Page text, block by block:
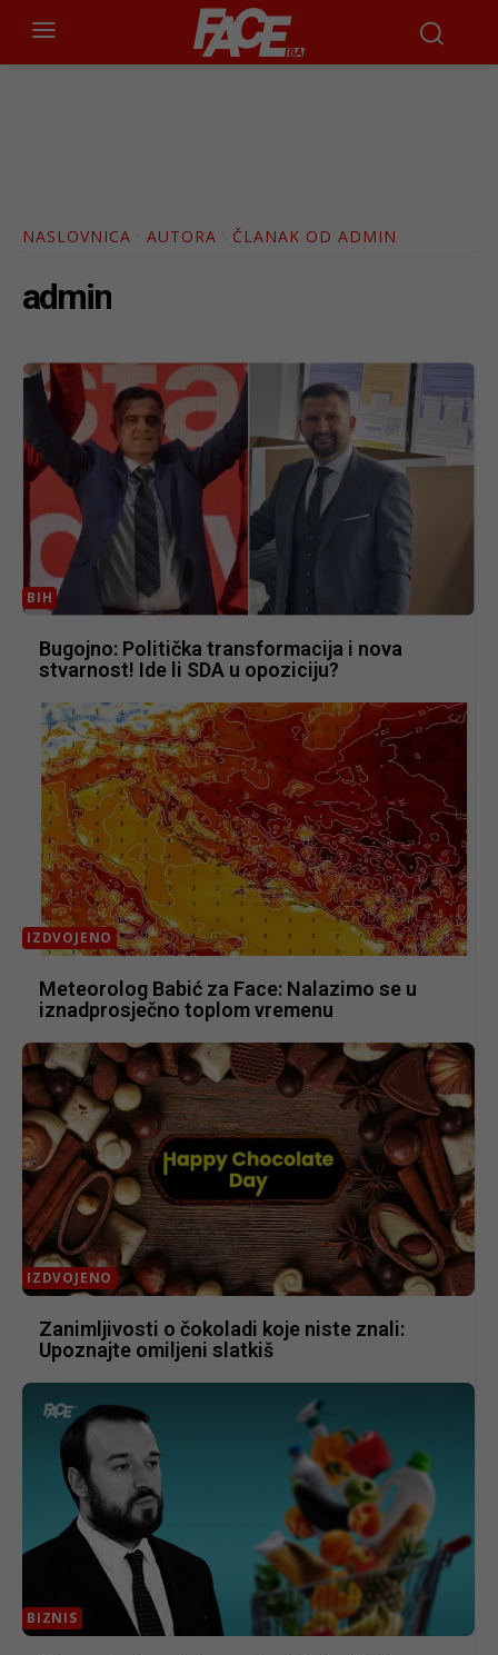
NASLOVNICA AUTORA ČLANAK OD ADMIN
admin
BIH
Bugojno: Politička transformacija i nova
stvarnost! Ide li SDA u opoziciju?
IZDVOJENO
Meteorolog Babić za Face: Nalazimo se u
iznadprosječno toplom vremenu
IZDVOJENO
Zanimljivosti o čokoladi koje niste znali:
Upoznajte omiljeni slatkiš
BIZNIS